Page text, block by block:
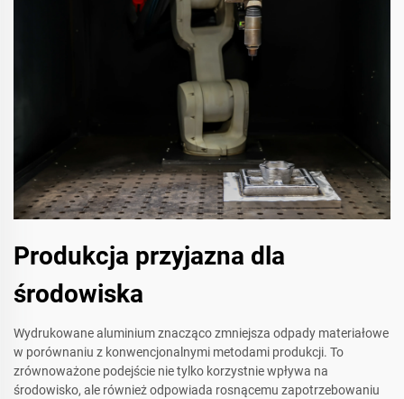
Produkcja przyjazna dla
środowiska
Wydrukowane aluminium znacząco zmniejsza odpady materiałowe
w porównaniu z konwencjonalnymi metodami produkcji. To
zrównoważone podejście nie tylko korzystnie wpływa na
środowisko, ale również odpowiada rosnącemu zapotrzebowaniu